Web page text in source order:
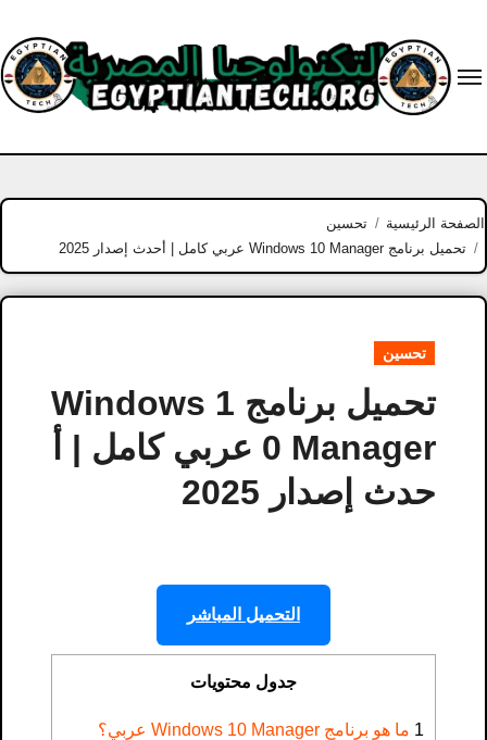
content
الصفحة الرئيسية
تحسين
تحميل برنامج Windows 10 Manager عربي كامل | أحدث إصدار 2025
تحسين
تحميل برنامج Windows 1
0 Manager عربي كامل | أ
حدث إصدار 2025
التحميل المباشر
جدول محتويات
1 ما هو برنامج Windows 10 Manager عربي؟